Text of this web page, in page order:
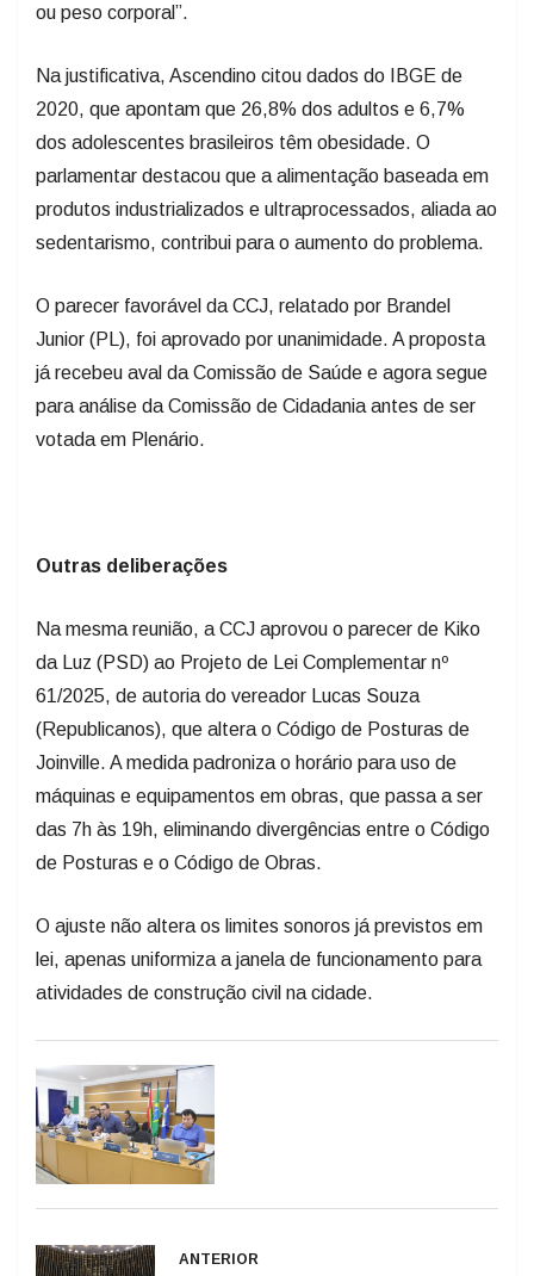
ou peso corporal”.
Na justificativa, Ascendino citou dados do IBGE de
2020, que apontam que 26,8% dos adultos e 6,7%
dos adolescentes brasileiros têm obesidade. O
parlamentar destacou que a alimentação baseada em
produtos industrializados e ultraprocessados, aliada ao
sedentarismo, contribui para o aumento do problema.
O parecer favorável da CCJ, relatado por Brandel
Junior (PL), foi aprovado por unanimidade. A proposta
já recebeu aval da Comissão de Saúde e agora segue
para análise da Comissão de Cidadania antes de ser
votada em Plenário.
Outras deliberações
Na mesma reunião, a CCJ aprovou o parecer de Kiko
da Luz (PSD) ao Projeto de Lei Complementar nº
61/2025, de autoria do vereador Lucas Souza
(Republicanos), que altera o Código de Posturas de
Joinville. A medida padroniza o horário para uso de
máquinas e equipamentos em obras, que passa a ser
das 7h às 19h, eliminando divergências entre o Código
de Posturas e o Código de Obras.
O ajuste não altera os limites sonoros já previstos em
lei, apenas uniformiza a janela de funcionamento para
atividades de construção civil na cidade.
ANTERIOR